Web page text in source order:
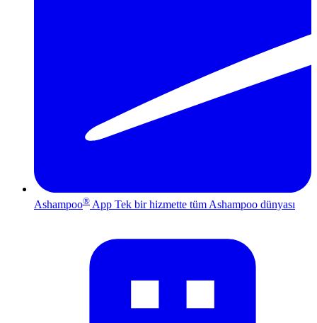
Ashampoo® App Tek bir hizmette tüm Ashampoo dünyası